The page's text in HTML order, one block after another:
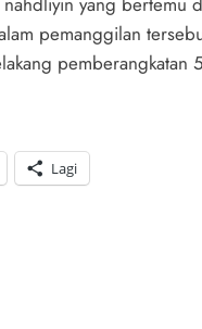
pemanggilan
pemberangkatan
Lagi